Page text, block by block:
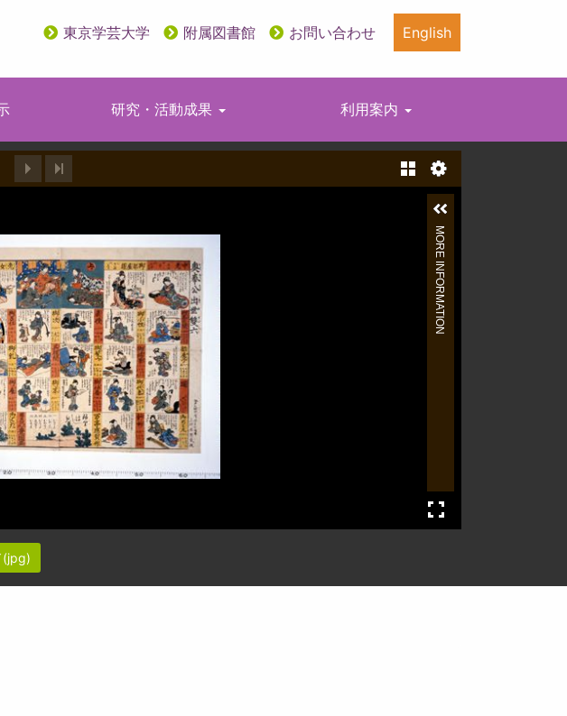
utility
東京学芸大学 附属図書館 お問い合わせ English
研究・活動成果 利用案内
(jpg)